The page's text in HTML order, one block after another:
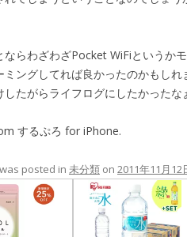
ならわざわざPocket WiFiというか
ミングしてれば良かったのかもし
したがらライフログにしたかったな
するぷろ for iPhone.
posted in 未分類 on 2011年11月12